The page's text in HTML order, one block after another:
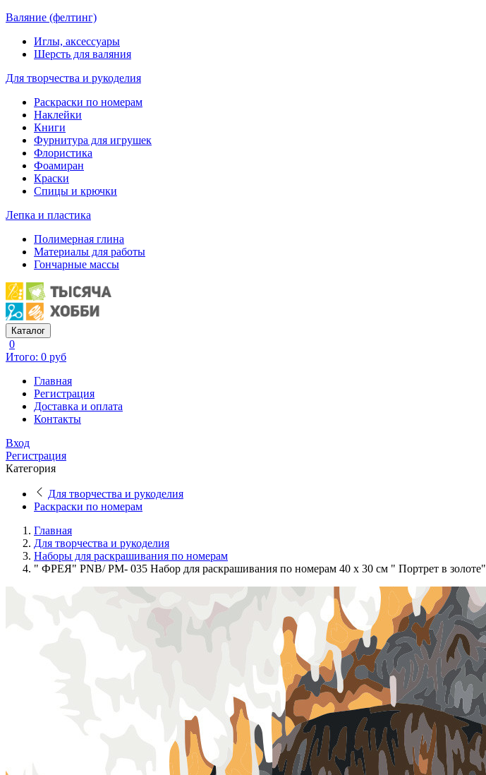
Валяние (фелтинг)
Иглы, аксессуары
Шерсть для валяния
Для творчества и рукоделия
Раскраски по номерам
Наклейки
Книги
Фурнитура для игрушек
Флористика
Фоамиран
Краски
Спицы и крючки
Лепка и пластика
Полимерная глина
Материалы для работы
Гончарные массы
Каталог
0
Итого: 0 руб
Главная
Регистрация
Доставка и оплата
Контакты
Вход
Регистрация
Категория
Для творчества и рукоделия
Раскраски по номерам
Главная
Для творчества и рукоделия
Наборы для раскрашивания по номерам
" ФРЕЯ" PNB/ PM- 035 Набор для раскрашивания по номерам 40 х 30 см " Портрет в золоте"